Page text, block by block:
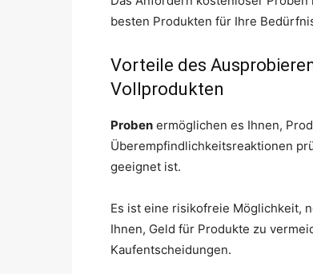
besten Produkten für Ihre
Vorteile des
Vollprodukten
Proben ermöglichen es Ihnen,
Überempfindlichkeitsreaktionen
geeignet ist.
Es ist eine risikofreie Möglichkeit,
Ihnen, Geld für Produkte zu
Kaufentscheidungen.